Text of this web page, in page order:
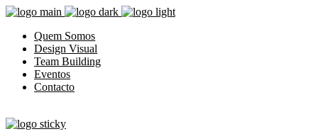
Quem Somos
Design Visual
Team Building
Eventos
Contacto